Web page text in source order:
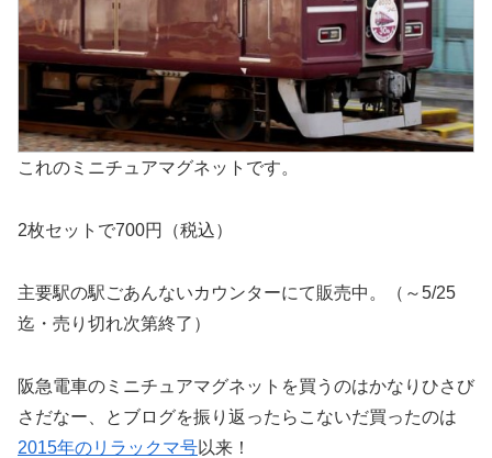
これのミニチュアマグネットです。
2枚セットで700円（税込）
主要駅の駅ごあんないカウンターにて販売中。（～5/25
迄・売り切れ次第終了）
阪急電車のミニチュアマグネットを買うのはかなりひさび
さだなー、とブログを振り返ったらこないだ買ったのは
2015年のリラックマ号以来！